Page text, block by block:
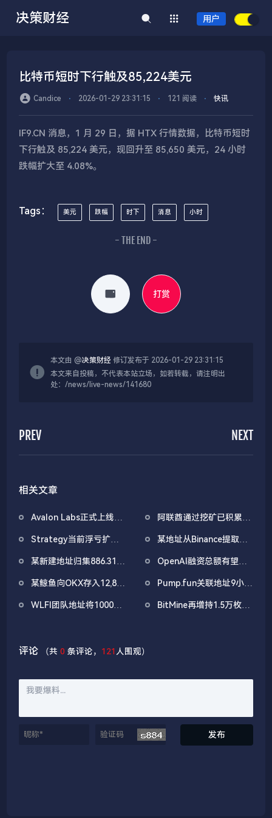
决策财经 用户
比特币短时下行触及85,224美元
Candice ⋅ 2026-01-29 23:31:15 ⋅ 121 阅读 ⋅ 快讯
IF9.CN 消息，1 月 29 日，据 HTX 行情数据，比特币短时
下行触及 85,224 美元，现回升至 85,650 美元，24 小时
跌幅扩大至 4.08%。
Tags： 美元 跌幅 时下 消息 小时
- THE END -
打赏
本文由 @决策财经 修订发布于 2026-01-29 23:31:15
本文来自投稿，不代表本站立场，如若转载，请注明出
处：/news/live-news/141680
PREV NEXT
相关文章
Avalon Labs正式上线
阿联酋通过挖矿已积累
Strategy当前浮亏扩大
某地址从Binance提取
722万美元
某新建地址归集886.31枚
售
OpenAI融资总额有望突
某鲸鱼向OKX存入12,840
Pump.fun关联地址9小时
PUMP
WLFI团队地址将1000万
BitMine再增持1.5万枚
评论 （共0 条评论， 121 人围观）
发布